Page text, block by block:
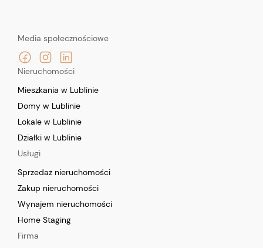
Media społecznościowe
Nieruchomości
Mieszkania w Lublinie
Domy w Lublinie
Lokale w Lublinie
Działki w Lublinie
Usługi
Sprzedaż nieruchomości
Zakup nieruchomości
Wynajem nieruchomości
Home Staging
Firma